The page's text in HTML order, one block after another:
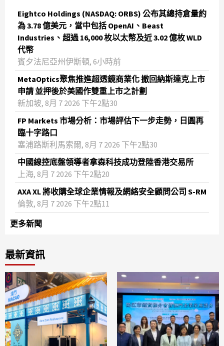
Eightco Holdings (NASDAQ: ORBS) 公布其總持倉量約
為 3.78 億美元，當中包括 OpenAI、Beast
Industries、超過 16,000 枚以太幣及近 3.02 億枚 WLD
代幣
賓夕法尼亞州伊斯頓, 6小時前
MetaOptics聚焦推進超透鏡商業化 撤回納斯達克上市
申請 並押後於美國作雙重上市之計劃
新加坡, 8月 7 2026 下午2點30
FP Markets 市場分析：市場評估下一步走勢，日圓再
臨十字路口
塞浦路斯利馬索爾, 8月 7 2026 下午2點30
中國線控底盤領導者拿森科技成功登陸香港交易所
上海, 8月 7 2026 下午2點20
AXA XL 將收購全球企業情報及網絡安全顧問公司 S-RM
倫敦, 8月 7 2026 下午2點11
更多新聞
最新資訊